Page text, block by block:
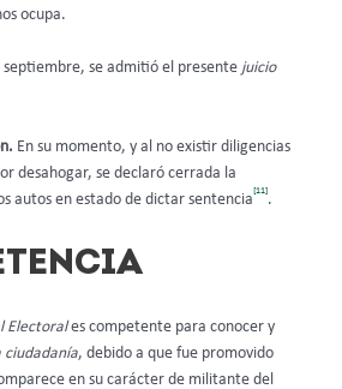
ocupa.
septiembre, se admitió el presente juicio
En su momento, y al no existir diligencias
desahogar, se declaró cerrada la
autos en estado de dictar sentencia
[11]
.
Electorales competente para conocer y
ciudadanía, debido a que fue promovido
en su carácter de militante del